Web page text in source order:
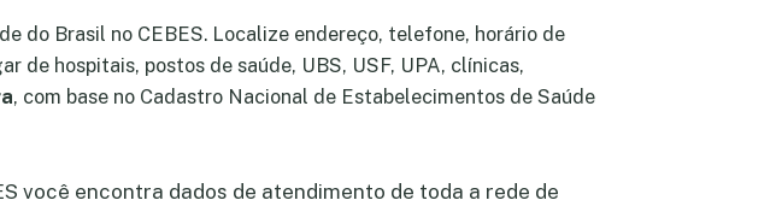
do Brasil no CEBES. Localize endereço, telefone, horário de
de hospitais, postos de saúde, UBS, USF, UPA, clínicas,
, com base no Cadastro Nacional de Estabelecimentos de Saúde
você encontra dados de atendimento de toda a rede de